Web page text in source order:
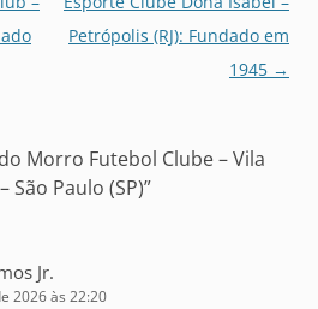
Petrópolis (RJ): Fundado em
1945 →
Morro Futebol Clube – Vila
São Paulo (SP)”
Jr.
2026 às 22:20